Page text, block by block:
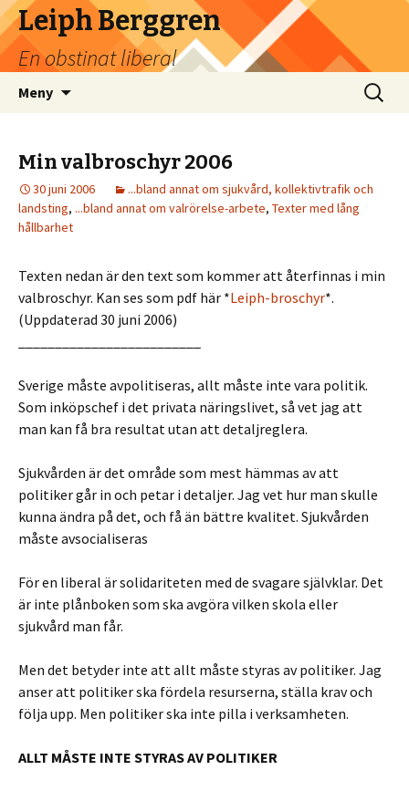
Leiph Berggren
En obstinat liberal
Meny
Sök
efter:
Min valbroschyr 2006
30 juni 2006
...bland annat om sjukvård, kollektivtrafik och
landsting, ...bland annat om valrörelse-arbete, Texter med lång
hållbarhet
Texten nedan är den text som kommer att återfinnas i min
valbroschyr. Kan ses som pdf här *Leiph-broschyr*.
(Uppdaterad 30 juni 2006)
Sverige måste avpolitiseras, allt måste inte vara politik.
Som inköpschef i det privata näringslivet, så vet jag att
man kan få bra resultat utan att detaljreglera.
Sjukvården är det område som mest hämmas av att
politiker går in och petar i detaljer. Jag vet hur man skulle
kunna ändra på det, och få än bättre kvalitet. Sjukvården
måste avsocialiseras
För en liberal är solidariteten med de svagare självklar. Det
är inte plånboken som ska avgöra vilken skola eller
sjukvård man får.
Men det betyder inte att allt måste styras av politiker. Jag
anser att politiker ska fördela resurserna, ställa krav och
följa upp. Men politiker ska inte pilla i verksamheten.
ALLT MÅSTE INTE STYRAS AV POLITIKER